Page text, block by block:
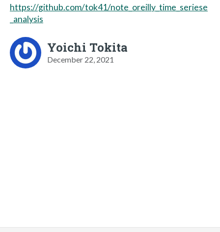
https://github.com/tok41/note_oreilly_time_seriese
_analysis
Yoichi Tokita
December 22, 2021